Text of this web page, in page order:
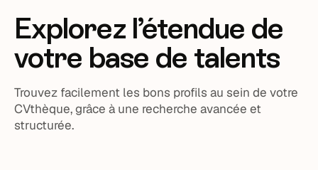
Explorez l’étendue de
votre base de talents
Trouvez facilement les bons profils au sein de votre
CVthèque, grâce à une recherche avancée et
structurée.